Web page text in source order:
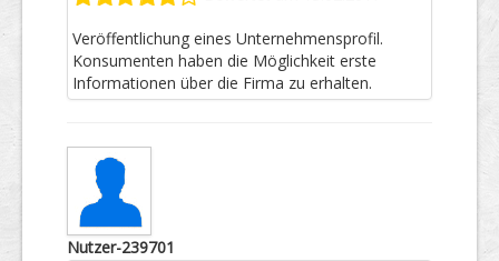
Veröffentlichung eines Unternehmensprofil.
Konsumenten haben die Möglichkeit erste
Informationen über die Firma zu erhalten.
Nutzer-239701